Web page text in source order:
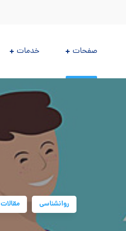
صفحات خدمات
روانشناسی مقالات